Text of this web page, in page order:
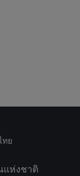
ทย
แห่งชาติ